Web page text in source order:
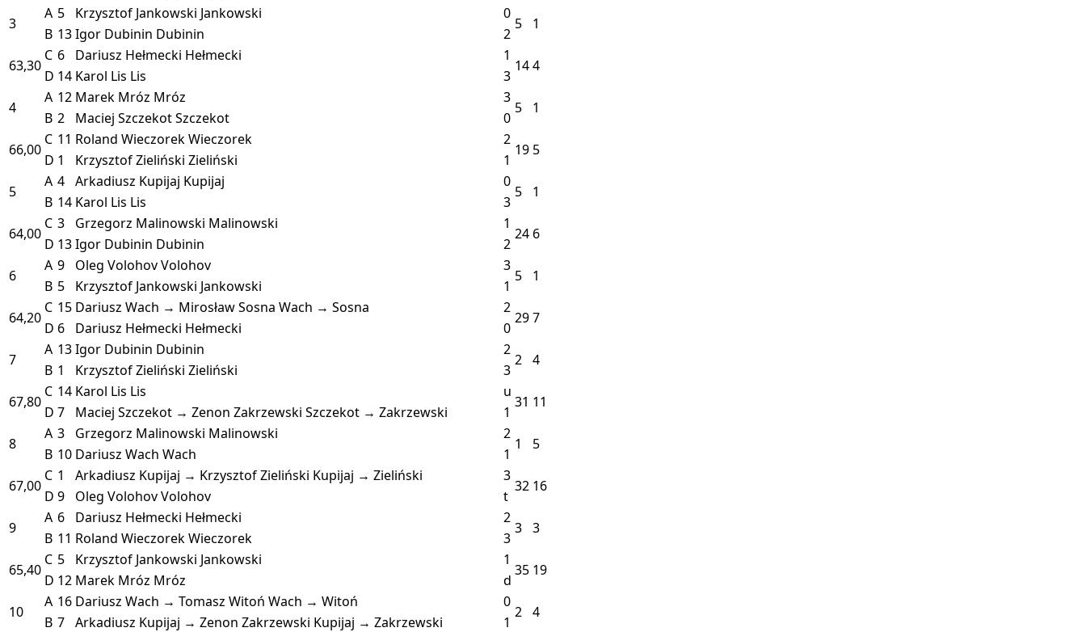
3
A 5 Krzysztof Jankowski Jankowski 0
5 1
B 13Igor Dubinin Dubinin
2
63,30
C 6 Dariusz Hełmecki Hełmecki 1
144
D 14 Karol Lis Lis
3
4
A 12 Marek Mróz Mróz 3
5 1
B 2 Maciej SzczekotSzczekot
0
66,00
C 11 Roland WieczorekWieczorek 2
19 5
D 1 Krzysztof Zieliński Zieliński
1
5
A 4 Arkadiusz Kupijaj Kupijaj 0
5 1
B 14 Karol Lis Lis
3
64,00
C 3 Grzegorz Malinowski Malinowski 1
24 6
D 13Igor Dubinin Dubinin
2
6
A 9 Oleg VolohovVolohov 3
5 1
B 5 Krzysztof Jankowski Jankowski
1
64,20
C 15 Dariusz Wach → Mirosław Sosna Wach → Sosna 2
297
D 6 Dariusz Hełmecki Hełmecki
0
7
A 13Igor Dubinin Dubinin 2
2 4
B 1 Krzysztof Zieliński Zieliński
3
67,80
C 14 Karol Lis Lis u
31 11
D 7 Maciej Szczekot → Zenon Zakrzewski Szczekot → Zakrzewski
1
8
A 3 Grzegorz Malinowski Malinowski 2
1 5
B 10 Dariusz Wach Wach
1
67,00
C 1 Arkadiusz Kupijaj → Krzysztof Zieliński Kupijaj → Zieliński 3
32 16
D 9 Oleg VolohovVolohov
t
9
A 6 Dariusz Hełmecki Hełmecki 2
3 3
B 11 Roland WieczorekWieczorek
3
65,40
C 5 Krzysztof Jankowski Jankowski 1
35 19
D 12 Marek Mróz Mróz
d
10
A 16 Dariusz Wach → Tomasz Witoń Wach → Witoń 0
2 4
B 7 Arkadiusz Kupijaj → Zenon Zakrzewski Kupijaj → Zakrzewski
1